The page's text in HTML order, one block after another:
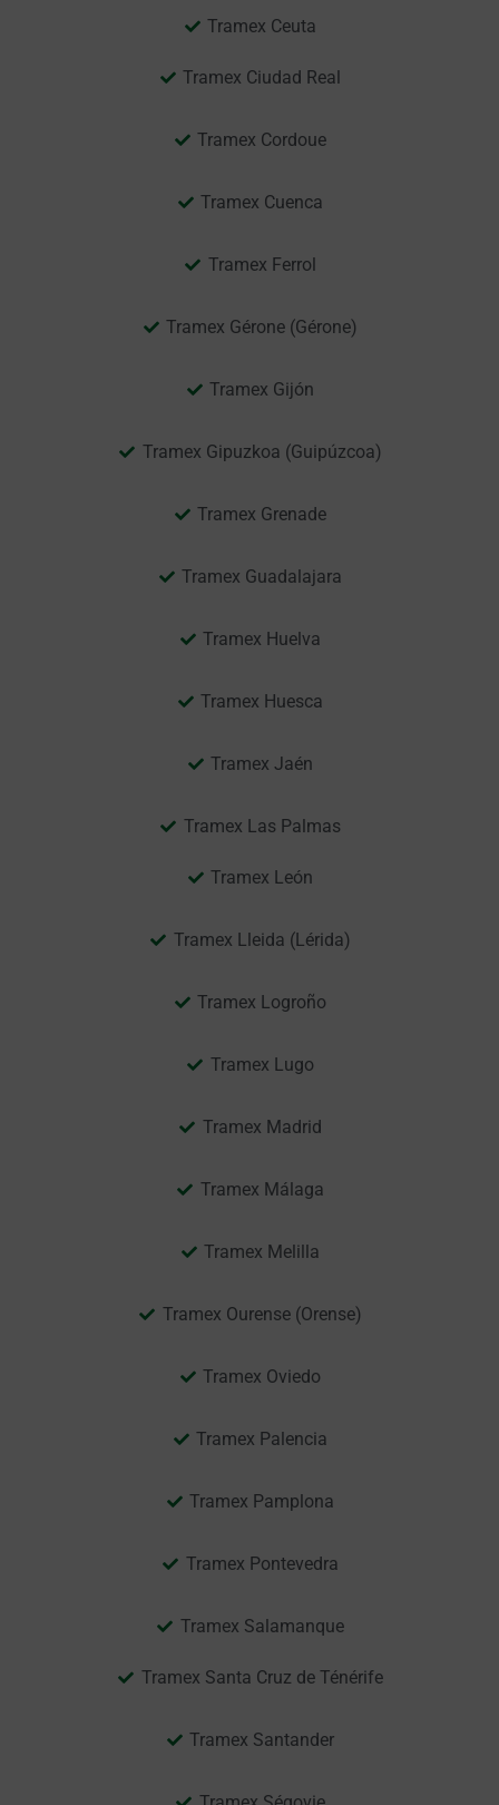
Tramex Ceuta
Tramex Ciudad Real
Tramex Cordoue
Tramex Cuenca
Tramex Ferrol
Tramex Gérone (Gérone)
Tramex Gijón
Tramex Gipuzkoa (Guipúzcoa)
Tramex Grenade
Tramex Guadalajara
Tramex Huelva
Tramex Huesca
Tramex Jaén
Tramex Las Palmas
Tramex León
Tramex Lleida (Lérida)
Tramex Logroño
Tramex Lugo
Tramex Madrid
Tramex Málaga
Tramex Melilla
Tramex Ourense (Orense)
Tramex Oviedo
Tramex Palencia
Tramex Pamplona
Tramex Pontevedra
Tramex Salamanque
Tramex Santa Cruz de Ténérife
Tramex Santander